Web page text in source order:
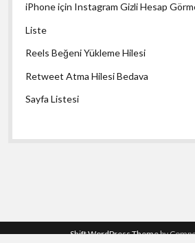
iPhone için Instagram Gizli Hesap
Liste
Reels Beğeni Yükleme Hilesi
Retweet Atma Hilesi Bedava
Sayfa Listesi
Shift WordPress Themeby